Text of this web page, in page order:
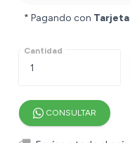
* Pagando con
Cantidad
CONSULTAR